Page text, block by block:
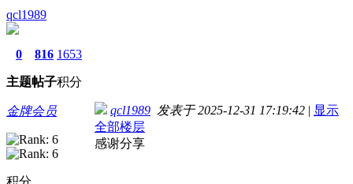
qcl1989
0
主题
816
帖子
1653
积分
金牌会员 qcl1989 发表于 2025-12-31 17:19:42 | 显示
全部楼层
感谢分享